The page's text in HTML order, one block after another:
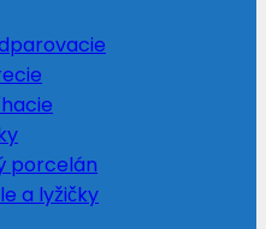
porcelán
a lyžičky